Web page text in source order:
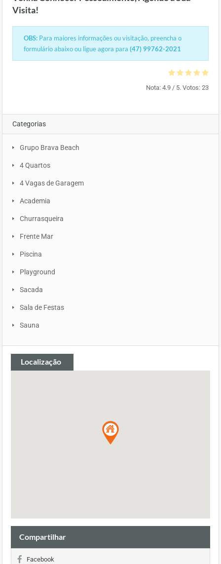
Visita!
OBS: Para maiores informações ou visitação, preencha o
formulário abaixo ou ligue agora para (47) 99762-2021
Nota: 4.9 / 5. Votos: 23
Categorias
Grupo Brava Beach
4 Quartos
4 Vagas de Garagem
Academia
Churrasqueira
Frente Mar
Piscina
Playground
Sacada
Sala de Festas
Sauna
Localização
Compartilhar
Facebook